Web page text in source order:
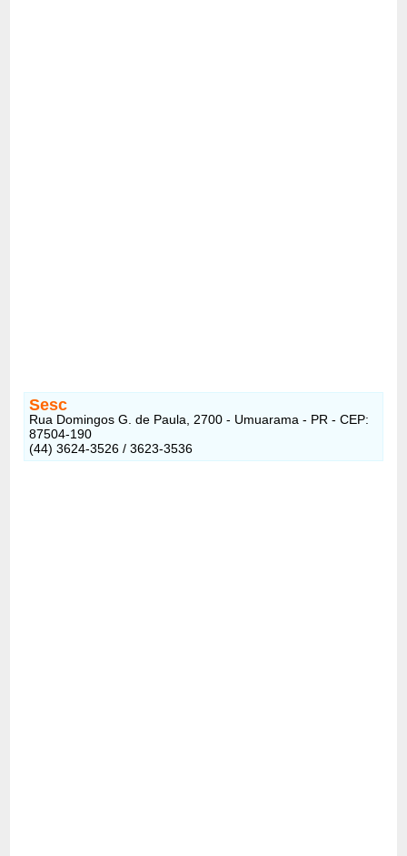
Sesc
Rua Domingos G. de Paula, 2700 - Umuarama - PR - CEP:
87504-190
(44) 3624-3526 / 3623-3536